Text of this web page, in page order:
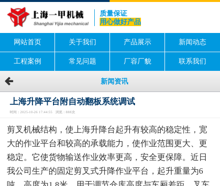
质量保证
用心做好产品
网站首页 关于我们 产品展示 新闻动态
工程案例 常见问题 厂容厂貌 联系我们
新闻资讯
上海升降平台附自动翻板系统调试
时间：2025-10-26 17:44:55 浏览：888次
剪叉机械结构，使上海升降台起升有较高的稳定性，宽
大的作业平台和较高的承载能力，使作业范围更大、更
稳定。它使货物输送作业效率更高，安全更保障。近日
我公司生产的固定剪叉式升降作业平台，起升重量为6